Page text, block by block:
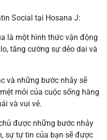
Social tại Hosana J:
là một hình thức vận động
tăng cường sự dẻo dai và
và những bước nhảy sẽ
mỏi của cuộc sống hàng
và vui vẻ.
được những bước nhảy
sự tự tin của bạn sẽ được